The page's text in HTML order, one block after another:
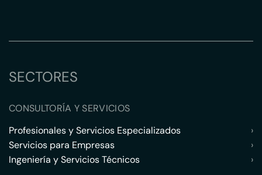
SECTORES
CONSULTORÍA Y SERVICIOS
Profesionales y Servicios Especializados
›
Servicios para Empresas
›
Ingeniería y Servicios Técnicos
›